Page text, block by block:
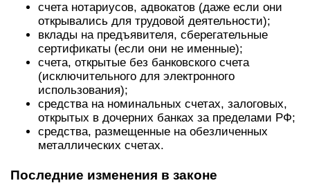
счета нотариусов, адвокатов (даже если они
открывались для трудовой деятельности);
вклады на предъявителя, сберегательные
сертификаты (если они не именные);
счета, открытые без банковского счета
(исключительного для электронного
использования);
средства на номинальных счетах, залоговых,
открытых в дочерних банках за пределами РФ;
средства, размещенные на обезличенных
металлических счетах.
Последние изменения в законе